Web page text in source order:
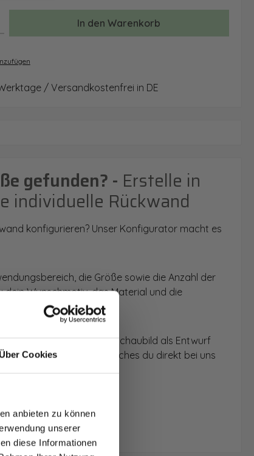
Über Cookies
anbieten zu können
unserer
diese Informationen
den gewünschten Wert ein oder benutze die Schaltflächen
In den Warenkorb
/ Versandkostenfrei in DE
gefunden? - Erstelle in
individuelle Rückwand
konfigurieren? Unser Konfigurator macht es
die Größe sowie die Anzahl der
dein Wunschmotiv, das Material und die
dir die Rückwände im Schaubild als Entwurf
Angebot, welches du direkt bei uns